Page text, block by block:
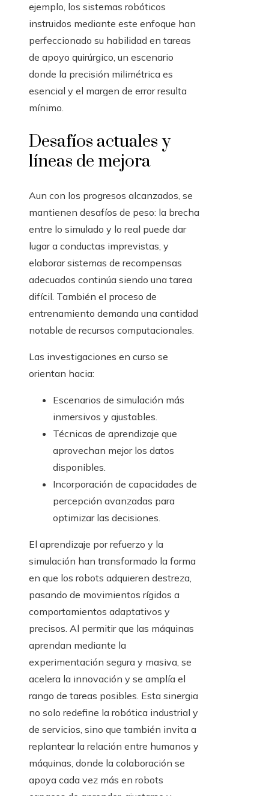
ejemplo, los sistemas robóticos
instruidos mediante este enfoque han
perfeccionado su habilidad en tareas
de apoyo quirúrgico, un escenario
donde la precisión milimétrica es
esencial y el margen de error resulta
mínimo.
Desafíos actuales y
líneas de mejora
Aun con los progresos alcanzados, se
mantienen desafíos de peso: la brecha
entre lo simulado y lo real puede dar
lugar a conductas imprevistas, y
elaborar sistemas de recompensas
adecuados continúa siendo una tarea
difícil. También el proceso de
entrenamiento demanda una cantidad
notable de recursos computacionales.
Las investigaciones en curso se
orientan hacia:
Escenarios de simulación más
inmersivos y ajustables.
Técnicas de aprendizaje que
aprovechan mejor los datos
disponibles.
Incorporación de capacidades de
percepción avanzadas para
optimizar las decisiones.
El aprendizaje por refuerzo y la
simulación han transformado la forma
en que los robots adquieren destreza,
pasando de movimientos rígidos a
comportamientos adaptativos y
precisos. Al permitir que las máquinas
aprendan mediante la
experimentación segura y masiva, se
acelera la innovación y se amplía el
rango de tareas posibles. Esta sinergia
no solo redefine la robótica industrial y
de servicios, sino que también invita a
replantear la relación entre humanos y
máquinas, donde la colaboración se
apoya cada vez más en robots